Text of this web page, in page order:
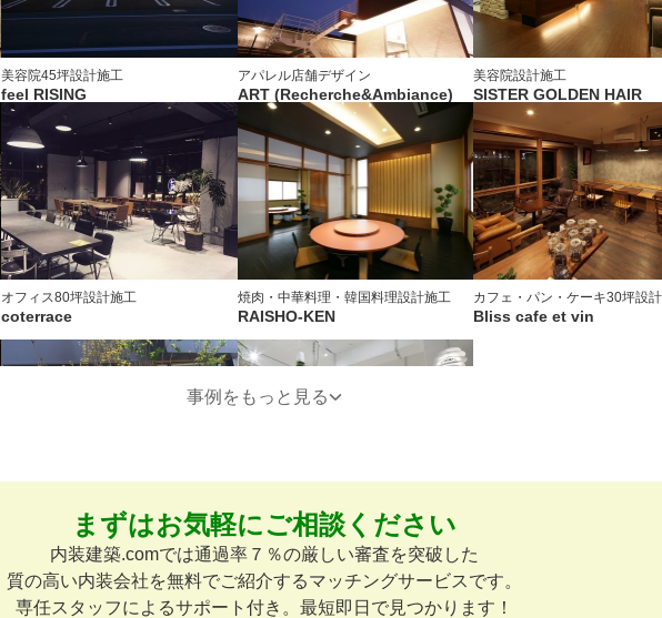
美容院45坪設計施工
feel RISING
アパレル店舗デザイン
ART (Recherche&Ambiance)
美容院設計施工
SISTER GOLDEN HAIR
オフィス80坪設計施工
coterrace
焼肉・中華料理・韓国料理設計施工
RAISHO-KEN
カフェ・パン・ケーキ30坪設
Bliss cafe et vin
設計施工 美容院25坪設計施工
Vivant hair design
事例をもっと見る
まずはお気軽にご相談ください
内装建築.comでは通過率７％の厳しい審査を突破した
質の高い内装会社を無料でご紹介するマッチングサービスです。
専任スタッフによるサポート付き。最短即日で見つかります！